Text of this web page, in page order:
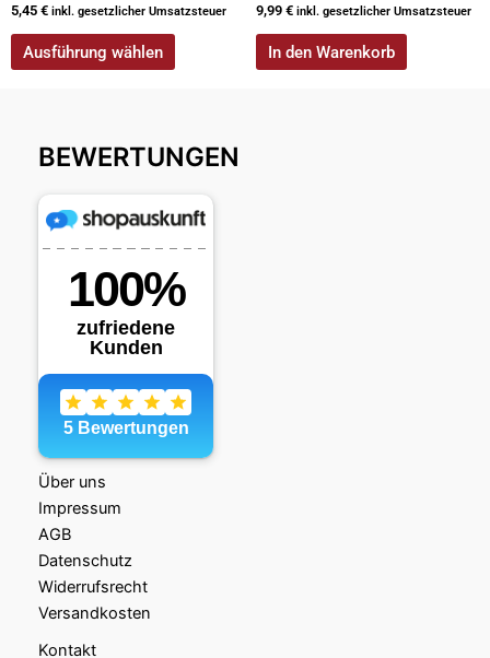
5,45 € inkl. gesetzlicher Umsatzsteuer
Ausführung wählen
9,99 € inkl. gesetzlicher Umsatzsteuer
In den Warenkorb
BEWERTUNGEN
Über uns
Impressum
AGB
Datenschutz
Widerrufsrecht
Versandkosten
Kontakt